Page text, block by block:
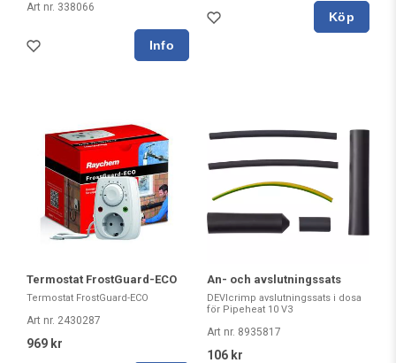
Art nr. 338066
Köp
Termostat FrostGuard-ECO
Termostat FrostGuard-ECO
Art nr. 2430287
969 kr
An- och avslutningssats
DEVIcrimp avslutningssats i dosa
för Pipeheat 10 V3
Art nr. 8935817
106 kr